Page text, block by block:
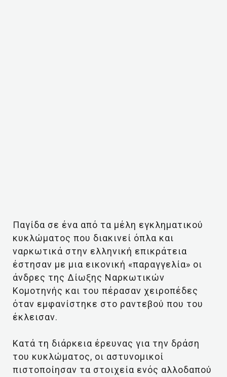
Παγίδα σε ένα από τα μέλη εγκληματικού
κυκλώματος που διακινεί όπλα και
ναρκωτικά στην ελληνική επικράτεια
έστησαν με μια εικονική «παραγγελία» οι
άνδρες της Δίωξης Ναρκωτικών
Κομοτηνής και του πέρασαν χειροπέδες
όταν εμφανίστηκε στο ραντεβού που του
έκλεισαν.
Κατά τη διάρκεια έρευνας για την δράση
του κυκλώματος, οι αστυνομικοί
πιστοποίησαν τα στοιχεία ενός αλλοδαπού